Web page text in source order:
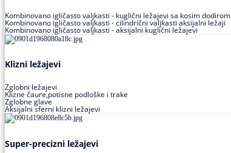
Kombinovano igličasto valjkasti - kuglični ležajevi sa kosim dodirom
Kombinovano igličasto valjkasti - cilindrični valjkasti aksijalni ležaji
Kombinovano igličasto valjkasti - aksijalni kuglični ležajevi
Klizni ležajevi
Zglobni ležajevi
Klizne čaure,potisne podloške i trake
Zglobne glave
Aksijalni sferni klizni ležajevi
Super-precizni ležajevi